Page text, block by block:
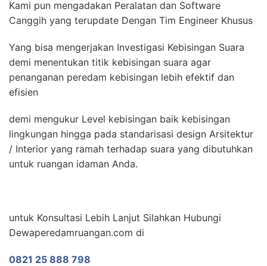
Kami pun mengadakan Peralatan dan Software
Canggih yang terupdate Dengan Tim Engineer Khusus
Yang bisa mengerjakan Investigasi Kebisingan Suara
demi menentukan titik kebisingan suara agar
penanganan peredam kebisingan lebih efektif dan
efisien
demi mengukur Level kebisingan baik kebisingan
lingkungan hingga pada standarisasi design Arsitektur
/ Interior yang ramah terhadap suara yang dibutuhkan
untuk ruangan idaman Anda.
untuk Konsultasi Lebih Lanjut Silahkan Hubungi
Dewaperedamruangan.com di
0821 25 888 798